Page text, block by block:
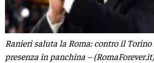
Ranieri saluta la Roma: contro il
presenza in panchina – (RomaForever.it)